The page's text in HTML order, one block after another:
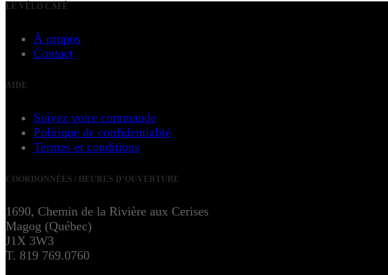
LE VÉLO CAFÉ
À propos
Contact
AIDE
Suivez votre commande
Politique de confidentialité
Termes et conditions
COORDONNÉES / HEURES D’OUVERTURE
1690, Chemin de la Rivière aux Cerises
Magog (Québec)
J1X 3W3
T. 819 769.0760